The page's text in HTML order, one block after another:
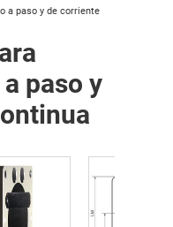
a paso y de corriente
paso y